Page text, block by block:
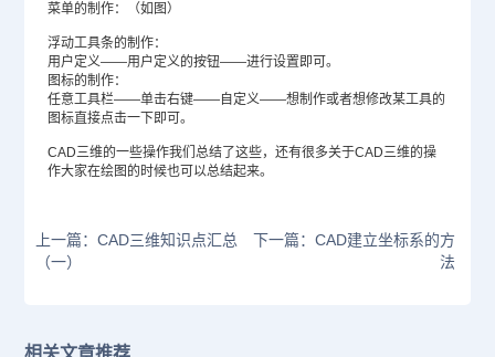
菜单的制作：（如图）
浮动工具条的制作：
用户定义——用户定义的按钮——进行设置即可。
图标的制作：
任意工具栏——单击右键——自定义——想制作或者想修改某工具的
图标直接点击一下即可。
CAD三维的一些操作我们总结了这些，还有很多关于CAD三维的操
作大家在绘图的时候也可以总结起来。
上一篇：CAD三维知识点汇总
（一）
下一篇：CAD建立坐标系的方
法